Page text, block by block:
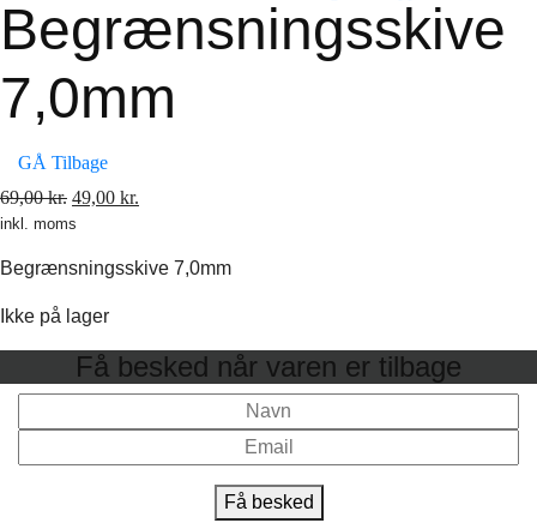
Begrænsningsskive
7,0mm
GÅ Tilbage
69,00kr. Den
oprindelige
69,00 kr..
49,00 kr.
inkl. moms
Begrænsningsskive 7,0mm
Ikke på lager
Få besked når varen er tilbage
Få besked